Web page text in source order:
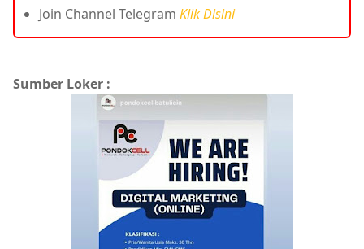
Join Channel Telegram Klik Disini
Sumber Loker :